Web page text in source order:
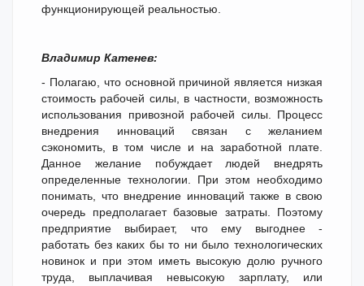
функционирующей реальностью.
Владимир Катенев:
- Полагаю, что основной причиной является низкая
стоимость рабочей силы, в частности, возможность
использования привозной рабочей силы. Процесс
внедрения инноваций связан с желанием
сэкономить, в том числе и на заработной плате.
Данное желание побуждает людей внедрять
определенные технологии. При этом необходимо
понимать, что внедрение инноваций также в свою
очередь предполагает базовые затраты. Поэтому
предприятие выбирает, что ему выгоднее -
работать без каких бы то ни было технологических
новинок и при этом иметь высокую долю ручного
труда, выплачивая невысокую зарплату, или